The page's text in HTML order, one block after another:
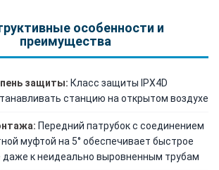
особенности и
преимущества
защиты: Класс защиты IPX4D
станцию на открытом воздухе
Передний патрубок с соединением
муфтой на 5° обеспечивает быстрое
к неидеально выровненным трубам